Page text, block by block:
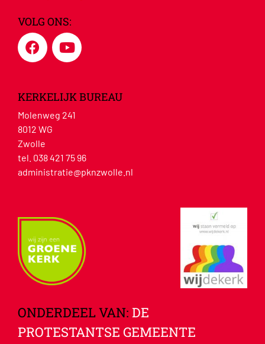
VOLG ONS:
KERKELIJK BUREAU
Molenweg 241
8012 WG
Zwolle
tel. 038 421 75 96
administratie@pknzwolle.nl
ONDERDEEL VAN: DE
PROTESTANTSE GEMEENTE